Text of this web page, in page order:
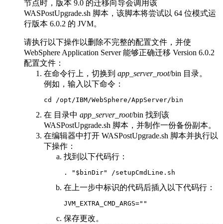
节点时，版本 9.0 的迁移向导会调用该
WASPostUpgrade.sh 脚本，该脚本将尝试以 64 位模式运
行版本 6.0.2 的 JVM。
请执行以下操作以删除不完整的配置文件，并使
WebSphere Application Server能够正确迁移 Version 6.0.2
配置文件：
在命令行上，切换到 app_server_root/bin 目录。
例如，输入以下命令：
cd /opt/IBM/WebSphere/AppServer/bin
在 目录中 app_server_root/bin 找到该
WASPostUpgrade.sh 脚本，并制作一份备份副本。
在编辑器中打开 WASPostUpgrade.sh 脚本并执行以
下操作：
找到以下代码行：
. "$binDir" /setupCmdLine.sh
在上一步中标识的代码后插入以下代码行：
JVM_EXTRA_CMD_ARGS=""
保存更改。